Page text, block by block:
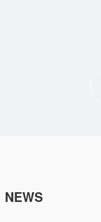
NEWS